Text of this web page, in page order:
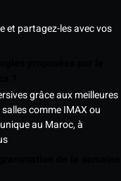
et partagez-les avec vos
grâce aux meilleures
comme IMAX ou
au Maroc, à